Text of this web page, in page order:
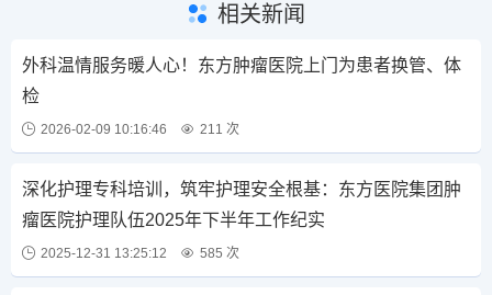
相关新闻
外科温情服务暖人心！东方肿瘤医院上门为患者换管、体
检
2026-02-09 10:16:46 211 次
深化护理专科培训，筑牢护理安全根基：东方医院集团肿
瘤医院护理队伍2025年下半年工作纪实
2025-12-31 13:25:12 585 次